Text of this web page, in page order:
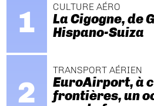
CULTURE AÉRO
La Cigogne, de
Hispano-Suiza
TRANSPORT AÉRIEN
EuroAirport, à
frontières, un